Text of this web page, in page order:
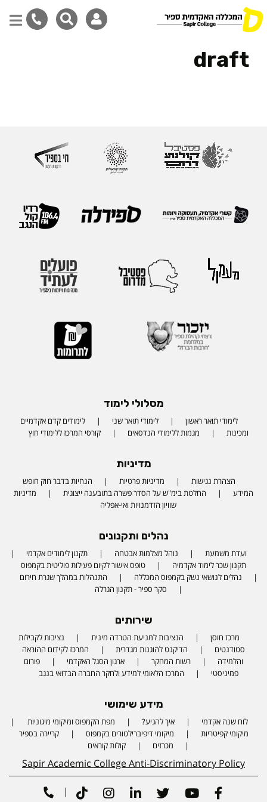
draft
מסלולי לימוד
לימודי תואר ראשון לימודי תואר שני
לימודים קדם אקדמיים
ומכינות
מגמות ללימודי הנדסאים קורסי המרכז ללימודי חוץ
מדיניות
הצהרת נגישות מדיניות פרטיות
הנחיות בדבר חוק חופש
המידע
החלטת בימ"ש על הסדר פשרה בתובענה ייצוגית
מדיניות
שוויון הזדמנויות ואי-אפליה
נהלים ותקנונים
ועדת משמעת נוהל מצלמות אבטחה
תקנון לימודים אקדמי
תקנון שכר לימוד אקדמיה
טופס אישור לקיום פעילות פוליטית בקמפוס
נהלים לנושאי נשק בקמפוס המכללה
התנהלות במהלך שגרת חירום
סקר ספיר - תקנון הגרלה
שירותים
מרכז חוסן הנציבות למניעת הטרדה מינית
נציבות לקבילות
סטודנטים
הדיקנט להוגנות מגדרית
המרכז לקידום ההוראה
והלמידה
רשות המחקר ארגון הסגל האקדמי
פורום
פמיניסטי
המרכז הלאומי למידע ולחקר החברה הבדואי בנגב
מידע שימושי
לוח שנה אקדמי איך להגיע?
מפת הקמפוס ומיקומי מיגוניות
מיקומי קפיטריות
מיקומי דיפיברילטורים בקמפוס
קריירה בספיר
מכרזים
קולות קוראים
Sapir Academic College Anti-Discriminatory Policy
Facebook
Youtube
Twitter
Linkedin
Instagram
Tiktok
|
Phone number